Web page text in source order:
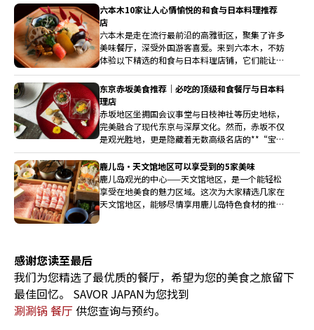
六本木10家让人心情愉悦的和食与日本料理推荐
店
六本木是走在流行最前沿的高雅街区，聚集了许多
美味餐厅，深受外国游客喜爱。来到六本木，不妨
体验以下精选的和食与日本料理店铺，它们能让您
在日本的时光变得更加特别。
东京赤坂美食推荐｜必吃的顶级和食餐厅与日本料
理店
赤坂地区坐拥国会议事堂与日枝神社等历史地标，
完美融合了现代东京与深厚文化。然而，赤坂不仅
是观光胜地，更是隐藏着无数高级名店的**“宝藏
美食区”。 如果您想避开拥挤的游客店，寻找一
顿令人难忘的极致晚餐，本篇为您精选了赤坂必吃
的顶级和食餐厅。从考验职人手艺的精致寿司、稀
有的河豚料理，到讲究五感体验的高级板前（吧
台）**串炸，带您沉浸式领略日本料理的深奥底蕴
鹿儿岛・天文馆地区可以享受到的5家美味
鹿儿岛观光的中心——天文馆地区，是一个能轻松
享受在地美食的魅力区域。这次为大家精选几家在
天文馆地区，能够尽情享用鹿儿岛特色食材的推荐
感谢您读至最后
我们为您精选了最优质的餐厅，希望为您的美食之旅留下
最佳回忆。 SAVOR JAPAN为您找到
涮涮锅 餐厅 供您查询与预约。